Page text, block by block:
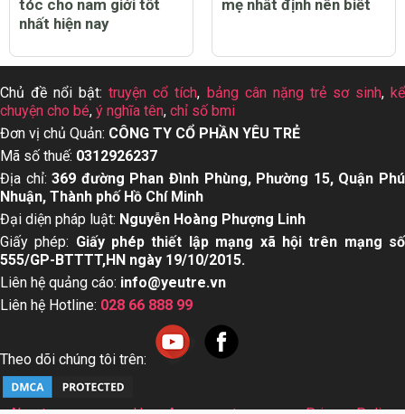
tóc cho nam giới tốt
nhất hiện nay
mẹ nhất định nên biết
Chủ đề nổi bật:truyện cổ tích, bảng cân nặng trẻ sơ sinh,kể
chuyện cho bé, ý nghĩa tên, chỉ số bmi
Đơn vị chủ Quản: CÔNG TY CỔ PHẦN YÊU TRẺ
Mã số thuế: 0312926237
Địa chỉ:369 đường Phan Đình Phùng, Phường 15, Quận Phú
Nhuận, Thành phố Hồ Chí Minh
Đại diện pháp luật: Nguyễn Hoàng Phượng Linh
Giấy phép: Giấy phép thiết lập mạng xã hội trên mạng số
555/GP-BTTTT,HN ngày 19/10/2015.
Liên hệ quảng cáo: info@yeutre.vn
Liên hệ Hotline: 028 66 888 99
Theo dõi chúng tôi trên: